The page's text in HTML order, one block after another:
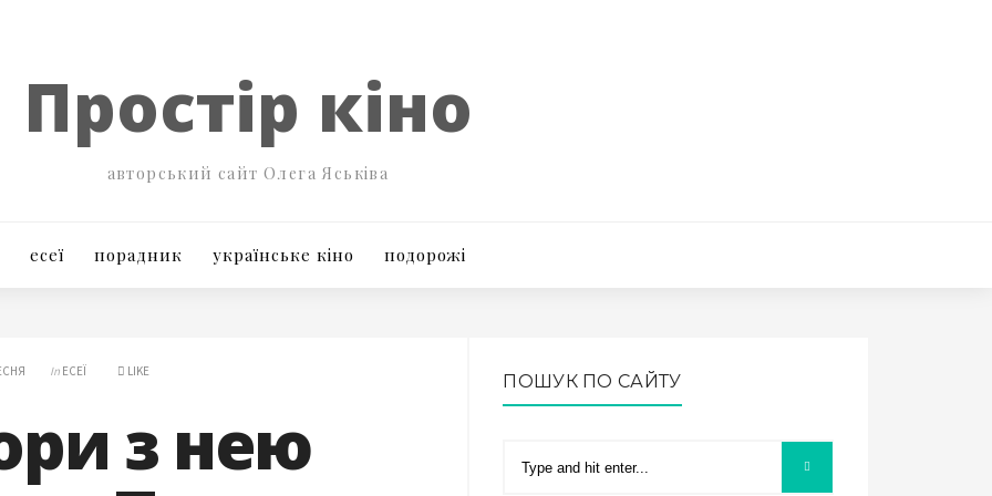
Простір кіно
авторський сайт Олега Яськіва
есеї порадник українське кіно подорожі
In ЕСЕЇ LIKE
з нею
ПОШУК ПО САЙТУ